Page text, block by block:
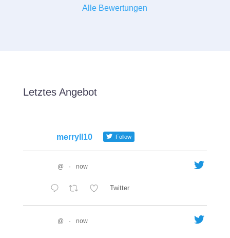
Alle Bewertungen
Letztes Angebot
merryll10 Follow
@ · now
Twitter
@ · now